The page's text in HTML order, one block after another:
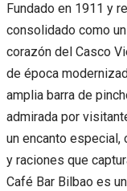
Fundado en 1911 y
consolidado como
corazón del Casco
de época
amplia barra de
admirada por
un encanto especial,
y raciones que
Café Bar Bilbao es